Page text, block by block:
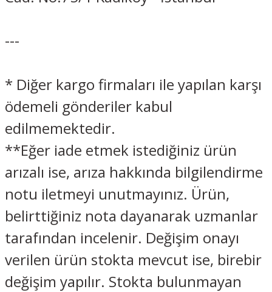
---
* Diğer kargo firmaları ile yapılan karşı
ödemeli gönderiler kabul
edilmemektedir.
**Eğer iade etmek istediğiniz ürün
arızalı ise, arıza hakkında bilgilendirme
notu iletmeyi unutmayınız. Ürün,
belirttiğiniz nota dayanarak uzmanlar
tarafından incelenir. Değişim onayı
verilen ürün stokta mevcut ise, birebir
değişim yapılır. Stokta bulunmayan